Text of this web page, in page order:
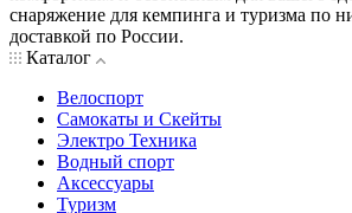
снаряжение для кемпинга и туризма по
доставкой по России.
Каталог
Велоспорт
Самокаты и Скейты
Электро Техника
Водный спорт
Аксессуары
Туризм